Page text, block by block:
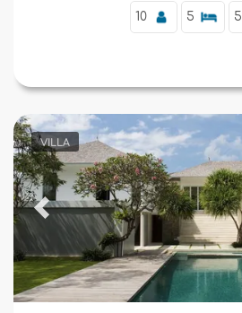
10 5 5
VILLA
Previous